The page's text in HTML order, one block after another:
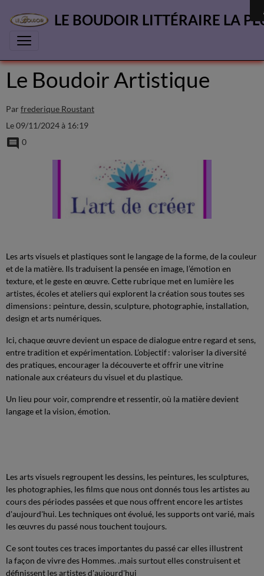
LE BOUDOIR LITTÉRAIRE LA
Le Boudoir Artistique
Par frederique Roustant
Le 09/11/2024à 16:19
0
Les arts visuels et plastiques sont le langage de la forme, de la couleur
et de la matière. Ils traduisent la pensée en image, l’émotion en
texture, et le geste en œuvre. Cette rubrique met en lumière les
artistes, écoles et ateliers qui explorent la création sous toutes ses
dimensions : peinture, dessin, sculpture, photographie, installation,
design et arts numériques.
Ici, chaque œuvre devient un espace de dialogue entre regard et sens,
entre tradition et expérimentation. L’objectif : valoriser la diversité
des pratiques, encourager la découverte et offrir une vitrine
nationale aux créateurs du visuel et du plastique.
Un lieu pour voir, comprendre et ressentir, où la matière devient
langage et la vision, émotion.
Les arts visuels regroupent les dessins, les peintures, les sculptures,
les photographies, les films que nous ont donnés tous les artistes au
cours des périodes passées et que nous offrent encore les artistes
d'aujourd'hui. Les techniques ont évolué, les supports ont varié, mais
les œuvres du passé nous touchent toujours.
Ce sont toutes ces traces importantes du passé car elles illustrent
la façon de vivre des Hommes. .mais surtout elles construisent et
définissent les artistes d'aujourd'hui